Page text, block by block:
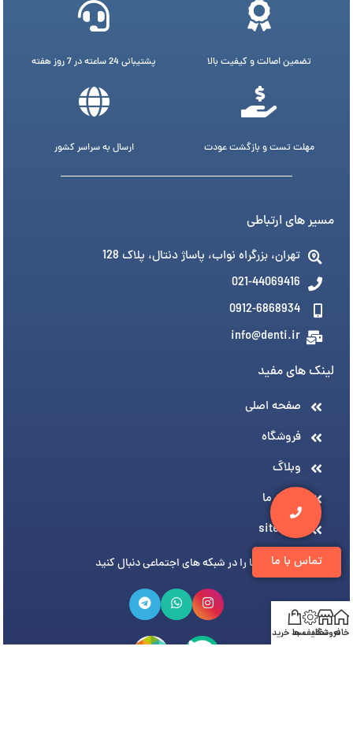
تماس با ما
تضمین اصالت و کیفیت بالا پشتیبانی 24 ساعته در 7 روز هفته
مهلت تست و بازگشت عودت ارسال به سراسر کشور
مسیر های ارتباطی
تهران، بزرگراه نواب، پاساژ دنتال، پلاک 128
021-44069416
0912-6868934
info@denti.ir
لینک های مفید
صفحه اصلی
فروشگاه
وبلاگ
درباره ما
sitemap
ما را در شبکه های اجتماعی دنبال کنید
خانهفروشگاه
تخفیف هاسبد خرید